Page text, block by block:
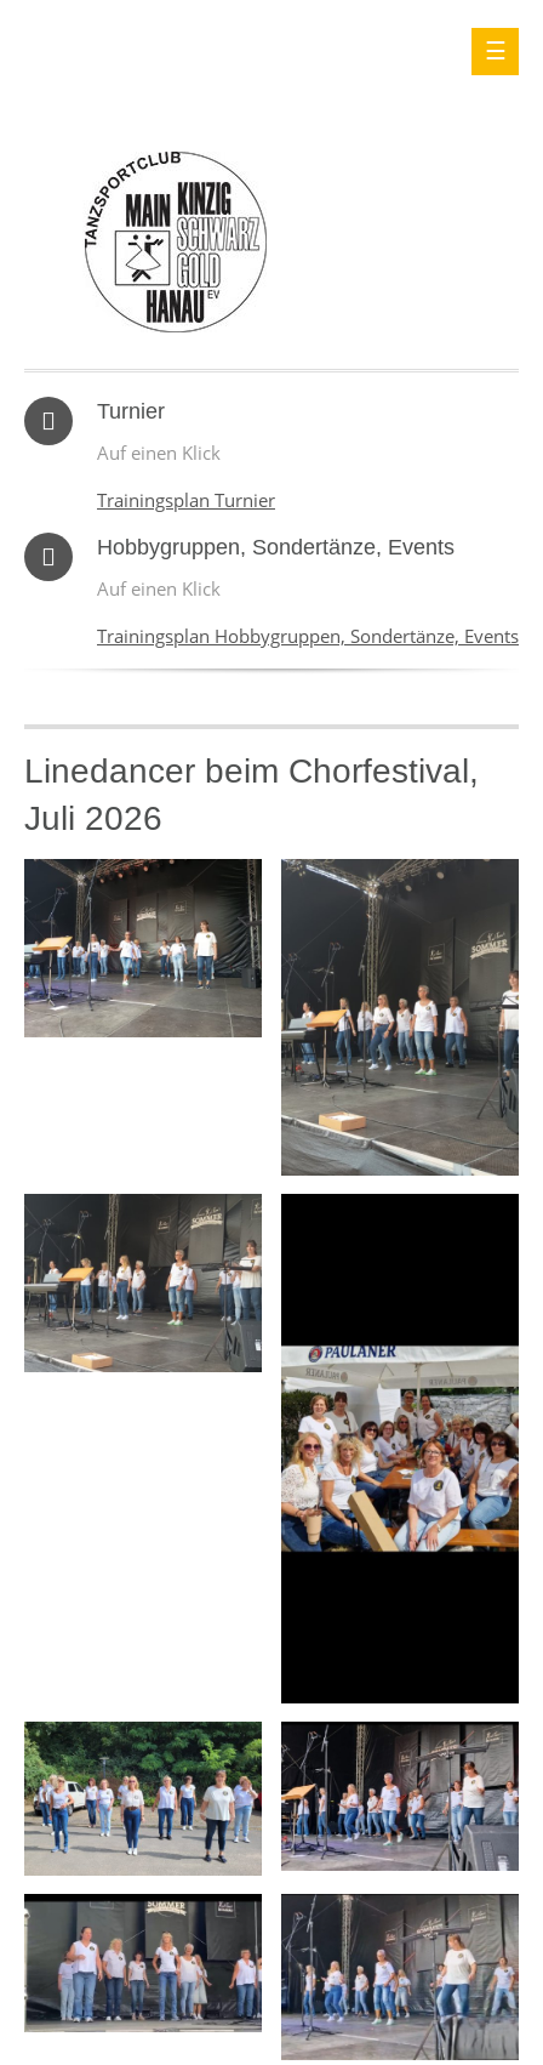
Turnier
Auf einen Klick
Trainingsplan Turnier
Hobbygruppen, Sondertänze, Events
Auf einen Klick
Trainingsplan Hobbygruppen, Sondertänze, Events
Linedancer beim Chorfestival,
Juli 2026